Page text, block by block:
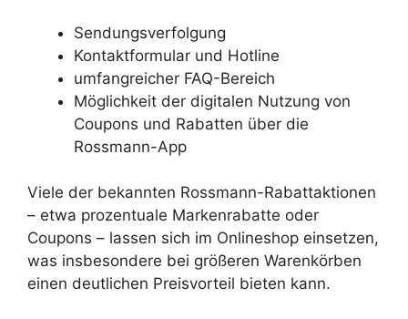
Sendungsverfolgung
Kontaktformular und Hotline
umfangreicher FAQ-Bereich
Möglichkeit der digitalen Nutzung von
Coupons und Rabatten über die
Rossmann-App
Viele der bekannten Rossmann-Rabattaktionen
– etwa prozentuale Markenrabatte oder
Coupons – lassen sich im Onlineshop einsetzen,
was insbesondere bei größeren Warenkörben
einen deutlichen Preisvorteil bieten kann.